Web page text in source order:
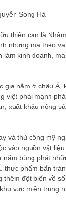
Song Hà
thiên can là
nhưng mà theo
làm kinh doanh,
gia nằm ở châu
việt phái mạnh
xuất khẩu nông
và thủ công mỹ
vào nguồn vật
năm bùng phát
thực phẩm bẩn
thêm đột biến về
vực miền trung